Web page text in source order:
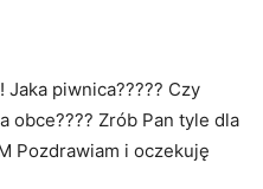
piwnica????? Czy
obce???? Zrób Pan tyle dla
Pozdrawiam i oczekuję